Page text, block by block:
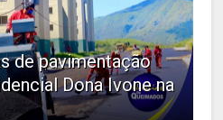
de pavimentação
Dona Ivone na